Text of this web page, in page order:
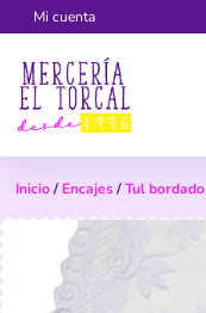
Mi cuenta
Inicio/ Encajes/Tul bordado